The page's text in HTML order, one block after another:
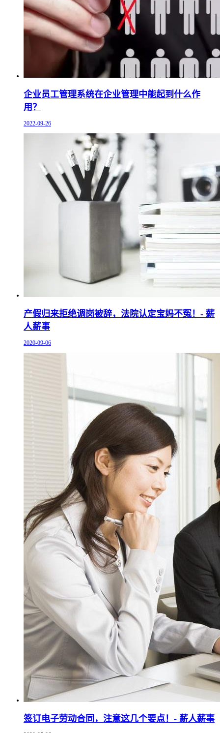
企业员工管理系统在企业管理中能起到什么作
用？
2022-09-26
产假归来拒绝调岗被辞，法院认定宝妈不冤！- 薪
人薪事
2020-09-06
签订电子劳动合同，注意这几个要点！- 薪人薪事